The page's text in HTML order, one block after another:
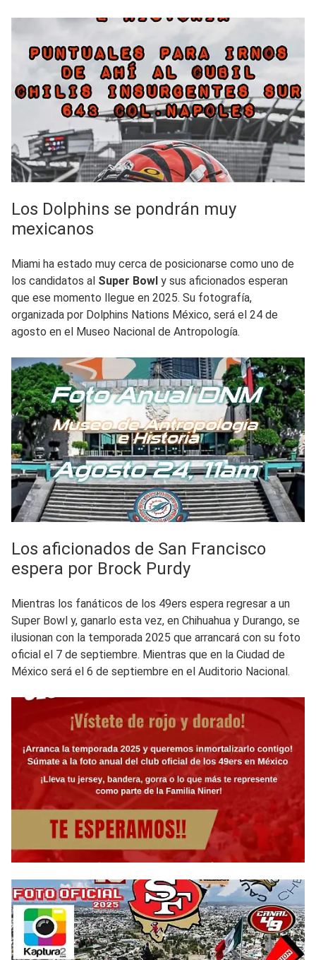
Los Dolphins se pondrán muy
mexicanos
Miami ha estado muy cerca de posicionarse como uno de
los candidatos al Super Bowl y sus aficionados esperan
que ese momento llegue en 2025. Su fotografía,
organizada por Dolphins Nations México, será el 24 de
agosto en el Museo Nacional de Antropología.
Los aficionados de San Francisco
espera por Brock Purdy
Mientras los fanáticos de los 49ers espera regresar a un
Super Bowl y, ganarlo esta vez, en Chihuahua y Durango, se
ilusionan con la temporada 2025 que arrancará con su foto
oficial el 7 de septiembre. Mientras que en la Ciudad de
México será el 6 de septiembre en el Auditorio Nacional.